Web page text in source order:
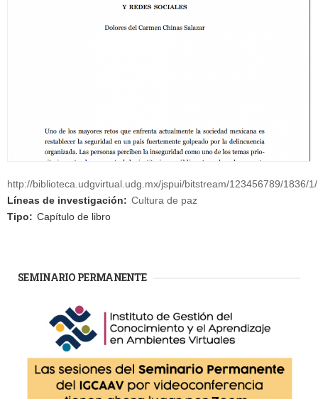
http://biblioteca.udgvirtual.udg.mx/jspui/bitstream/123456789/1836/
Líneas de investigación: Cultura de paz
Tipo: Capítulo de libro
SEMINARIO PERMANENTE